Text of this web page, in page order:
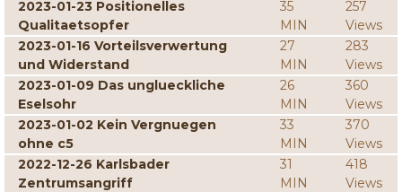
2023-01-23 Positionelles
Qualitaetsopfer
35
MIN
257
Views
2023-01-16 Vorteilsverwertung
und Widerstand
27
MIN
283
Views
2023-01-09 Das unglueckliche
Eselsohr
26
MIN
360
Views
2023-01-02 Kein Vergnuegen
ohne c5
33
MIN
370
Views
2022-12-26 Karlsbader
Zentrumsangriff
31
MIN
418
Views